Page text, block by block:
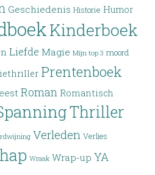
Geschiedenis Historie Humor
Kinderboek
Liefde Magie Mijn top 3 moord
Prentenboek
Roman Romantisch
Thriller
Verleden Verlies
Wraak Wrap-up YA